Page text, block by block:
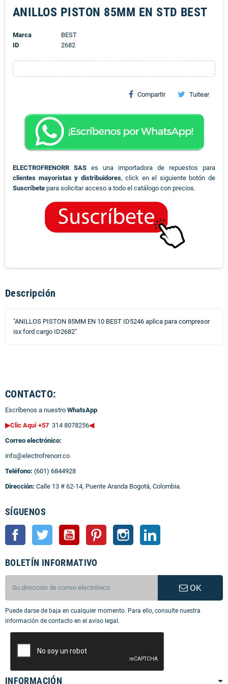
ANILLOS PISTON 85MM EN STD BEST
Marca
BEST
ID
2682
Compartir Tuitear
ELECTROFRENORR SAS es una importadora de repuestos para
clientes mayoristas y distribuidores, click en el siguiente botón de
Suscríbete para solicitar acceso a todo el catálogo con precios.
Descripción
"ANILLOS PISTON 85MM EN 10 BEST ID5246 aplica para compresor
isx ford cargo ID2682"
CONTACTO:
Escríbenos a nuestro WhatsApp
▶Clic Aquí +57 314 8078256◀
Correo electrónico:
info@electrofrenorr.co
Teléfono: (601) 6844928
Dirección: Calle 13 # 62-14, Puente Aranda Bogotá, Colombia.
SÍGUENOS
Facebook Twitter YouTube Pinterest Instagram
BOLETÍN INFORMATIVO
OK
Puede darse de baja en cualquier momento. Para ello, consulte nuestra
información de contacto en el aviso legal.
INFORMACIÓN